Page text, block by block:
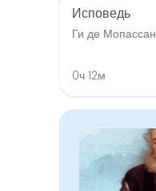
Исповедь
Ги де Мопассан
0ч 12м